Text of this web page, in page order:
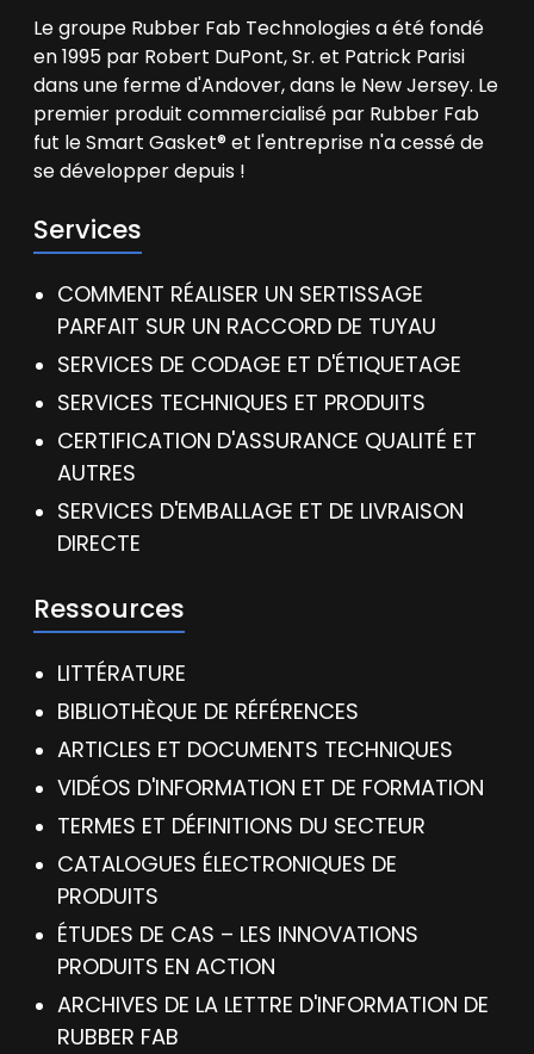
Le groupe Rubber Fab Technologies a été fondé
en 1995 par Robert DuPont, Sr. et Patrick Parisi
dans une ferme d'Andover, dans le New Jersey. Le
premier produit commercialisé par Rubber Fab
fut le Smart Gasket® et l'entreprise n'a cessé de
se développer depuis !
Services
COMMENT RÉALISER UN SERTISSAGE
PARFAIT SUR UN RACCORD DE TUYAU
SERVICES DE CODAGE ET D'ÉTIQUETAGE
SERVICES TECHNIQUES ET PRODUITS
CERTIFICATION D'ASSURANCE QUALITÉ ET
AUTRES
SERVICES D'EMBALLAGE ET DE LIVRAISON
DIRECTE
Ressources
LITTÉRATURE
BIBLIOTHÈQUE DE RÉFÉRENCES
ARTICLES ET DOCUMENTS TECHNIQUES
VIDÉOS D'INFORMATION ET DE FORMATION
TERMES ET DÉFINITIONS DU SECTEUR
CATALOGUES ÉLECTRONIQUES DE
PRODUITS
ÉTUDES DE CAS – LES INNOVATIONS
PRODUITS EN ACTION
ARCHIVES DE LA LETTRE D'INFORMATION DE
RUBBER FAB